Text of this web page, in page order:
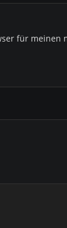
für meinen